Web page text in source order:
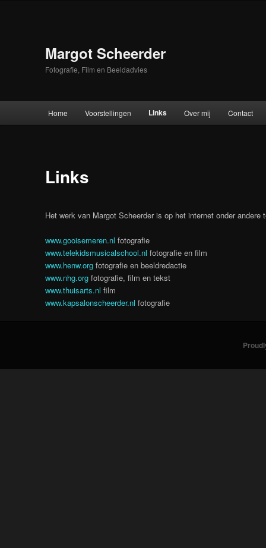
Margot Scheerder
Fotografie, Film en Beeldadvies
Home Voorstellingen Links Over mij Contact
Links
Het werk van Margot Scheerder is op het internet onder
www.gooisemeren.nl fotografie
www.telekidsmusicalschool.nl fotografie en film
www.henw.orgfotografie en beeldredactie
www.nhg.orgfotografie, film en tekst
www.thuisarts.nl film
www.kapsalonscheerder.nl fotografie